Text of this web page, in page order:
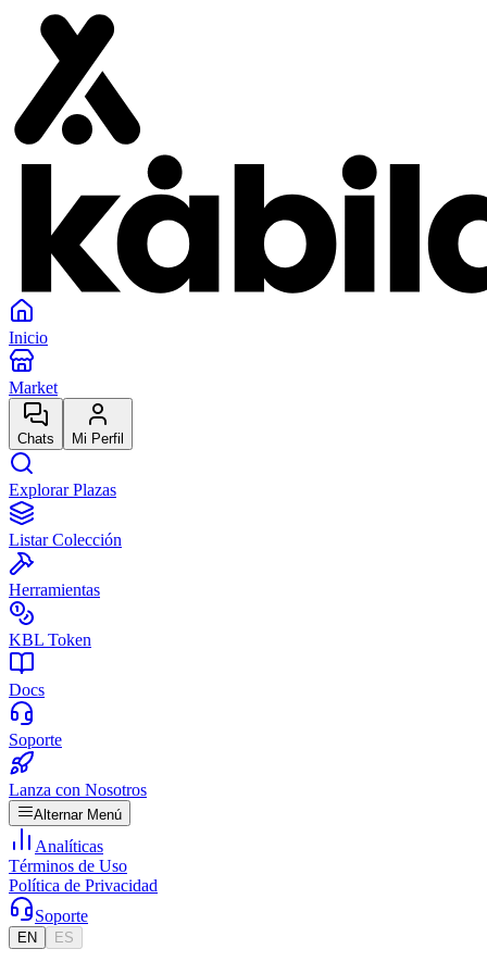
Inicio
Market
Chats Mi Perfil
Explorar Plazas
Listar Colección
Herramientas
KBL Token
Docs
Soporte
Lanza con Nosotros
Alternar Menú
Analíticas
Términos de Uso
Política de Privacidad
Soporte
EN ES